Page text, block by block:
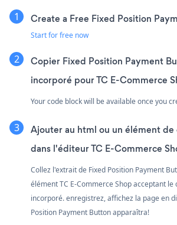
Create a Free Fixed Position
Start for free now
Copier Fixed Position Payment
incorporé pour TC E-Commerce
Your code block will be available once you
Ajouter au html ou un élément
dans l'éditeur TC E-Commerce
Collez l'extrait de Fixed Position Payment
élément TC E-Commerce Shop acceptant le
incorporé. enregistrez, affichez la page en
Position Payment Button apparaîtra!